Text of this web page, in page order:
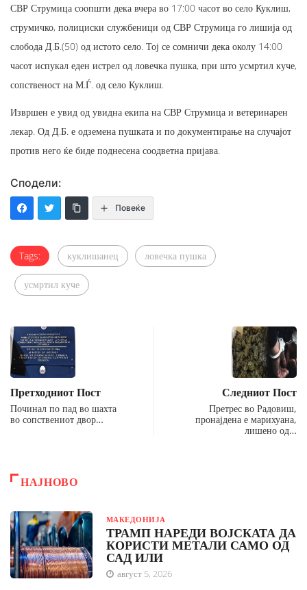
СВР Струмица соопшти дека вчера во 17:00 часот во село Куклиш,
струмичко, полициски службеници од СВР Струмица го лишија од
слобода Д.Б.(50) од истото село. Тој се сомничи дека околу 14:00
часот испукал еден истрел од ловечка пушка, при што усмртил куче,
сопственост на М.Ѓ. од село Куклиш.
Извршен е увид од увидна екипа на СВР Струмица и ветеринарен
лекар. Од Д.Б. е одземена пушката и по документирање на случајот
против него ќе биде поднесена соодветна пријава.
Сподели:
Повеќе
Tags: куклишанец ловечка пушка
усмртил куче
Претходниот Пост
Починал по пад во шахта
во сопствениот двор…
Следниот Пост
Претрес во Радовиш,
пронајдена е марихуана,
лишено од…
НАЈНОВО
МАКЕДОНИЈА
ТРАМП НАРЕДИ ВОЈСКАТА ДА
КОРИСТИ МЕТАЛИ САМО ОД
САД ИЛИ
август 5, 2026